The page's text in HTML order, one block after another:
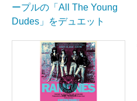
ープルの「All The Young
Dudes」をデュエット